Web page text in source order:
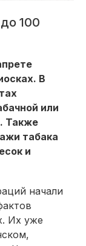
100
В
или
Также
табака
и
начали
Их уже